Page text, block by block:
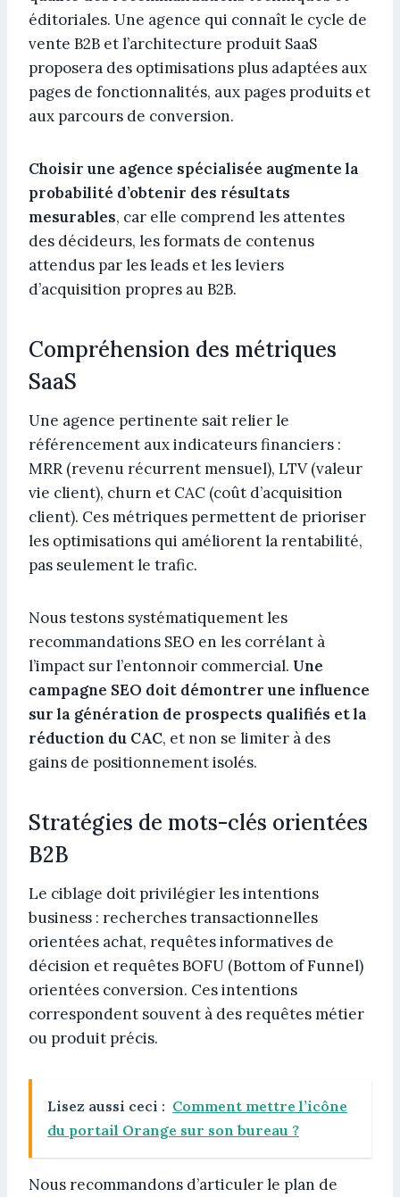
éditoriales. Une agence qui connaît le cycle de
vente B2B et l’architecture produit SaaS
proposera des optimisations plus adaptées aux
pages de fonctionnalités, aux pages produits et
aux parcours de conversion.
Choisir une agence spécialisée augmente la
probabilité d’obtenir des résultats
mesurables, car elle comprend les attentes
des décideurs, les formats de contenus
attendus par les leads et les leviers
d’acquisition propres au B2B.
Compréhension des métriques
SaaS
Une agence pertinente sait relier le
référencement aux indicateurs financiers :
MRR (revenu récurrent mensuel), LTV (valeur
vie client), churn et CAC (coût d’acquisition
client). Ces métriques permettent de prioriser
les optimisations qui améliorent la rentabilité,
pas seulement le trafic.
Nous testons systématiquement les
recommandations SEO en les corrélant à
l’impact sur l’entonnoir commercial. Une
campagne SEO doit démontrer une influence
sur la génération de prospects qualifiés et la
réduction du CAC, et non se limiter à des
gains de positionnement isolés.
Stratégies de mots-clés orientées
B2B
Le ciblage doit privilégier les intentions
business : recherches transactionnelles
orientées achat, requêtes informatives de
décision et requêtes BOFU (Bottom of Funnel)
orientées conversion. Ces intentions
correspondent souvent à des requêtes métier
ou produit précis.
Lisez aussi ceci : Comment mettre l’icône
du portail Orange sur son bureau ?
Nous recommandons d’articuler le plan de